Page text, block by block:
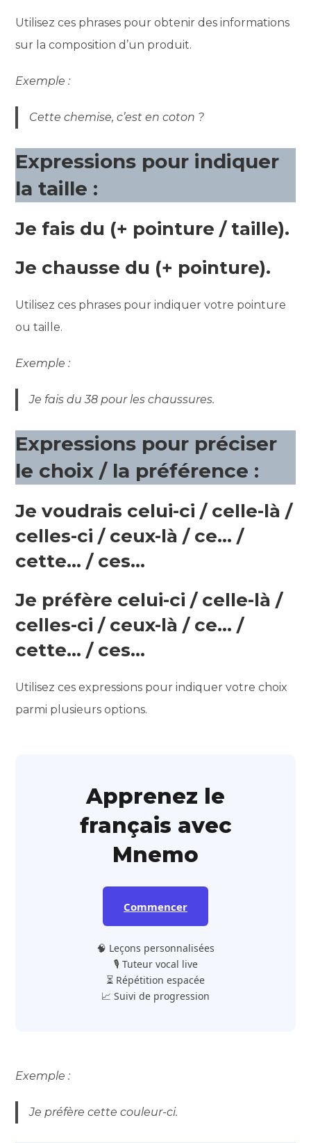
Utilisez ces phrases pour obtenir des informations
sur la composition d’un produit.
Exemple :
Cette chemise, c’est en coton ?
Expressions pour indiquer
la taille :
Je fais du (+ pointure / taille).
Je chausse du (+ pointure).
Utilisez ces phrases pour indiquer votre pointure
ou taille.
Exemple :
Je fais du 38 pour les chaussures.
Expressions pour préciser
le choix / la préférence :
Je voudrais celui-ci / celle-là /
celles-ci / ceux-là / ce… /
cette… / ces…
Je préfère celui-ci / celle-là /
celles-ci / ceux-là / ce… /
cette… / ces…
Utilisez ces expressions pour indiquer votre choix
parmi plusieurs options.
Apprenez le
français avec
Mnemo
Commencer
🧠 Leçons personnalisées
🎙️ Tuteur vocal live
⏳ Répétition espacée
📈 Suivi de progression
Exemple :
Je préfère cette couleur-ci.